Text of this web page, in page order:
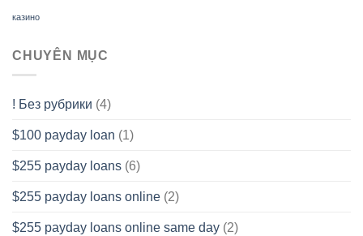
казино
CHUYÊN MỤC
! Без рубрики (4)
$100 payday loan (1)
$255 payday loans (6)
$255 payday loans online (2)
$255 payday loans online same day (2)